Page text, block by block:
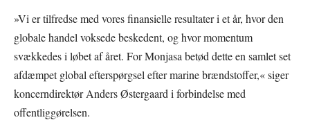
»Vi er tilfredse med vores finansielle resultater i et år, hvor den
globale handel voksede beskedent, og hvor momentum
svækkedes i løbet af året. For Monjasa betød dette en samlet set
afdæmpet global efterspørgsel efter marine brændstoffer,« siger
koncerndirektør Anders Østergaard i forbindelse med
offentliggørelsen.